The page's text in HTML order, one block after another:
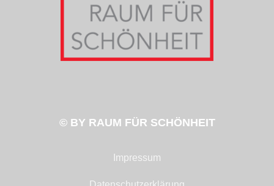
© BY RAUM FÜR SCHÖNHEIT
Impressum